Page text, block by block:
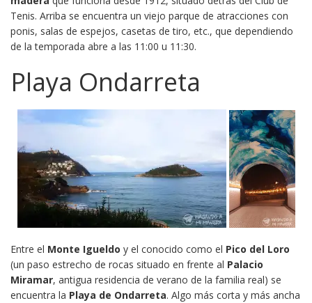
Tenis. Arriba se encuentra un viejo parque de atracciones con
ponis, salas de espejos, casetas de tiro, etc., que dependiendo
de la temporada abre a las 11:00 u 11:30.
Playa Ondarreta
Entre el Monte Igueldo y el conocido como el Pico del Loro
(un paso estrecho de rocas situado en frente al Palacio
Miramar, antigua residencia de verano de la familia real) se
encuentra la Playa de Ondarreta. Algo más corta y más ancha